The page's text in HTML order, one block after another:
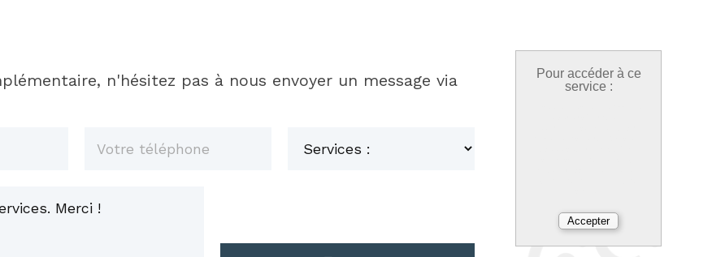
n'hésitez pas à nous envoyer un message via
Pour accéder à ce
service :